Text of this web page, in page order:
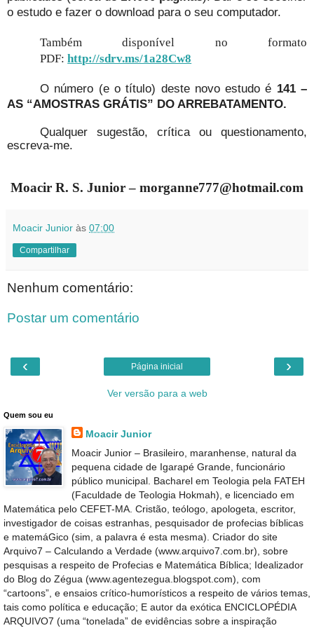
o estudo e fazer o download para o seu computador.
Também disponível no formato
PDF: http://sdrv.ms/1a28Cw8
O número (e o título) deste novo estudo é 141 –
AS “AMOSTRAS GRÁTIS” DO ARREBATAMENTO.
Qualquer sugestão, crítica ou questionamento,
escreva-me.
Moacir R. S. Junior – morganne777@hotmail.com
Moacir Junior às 07:00
Compartilhar
Nenhum comentário:
Postar um comentário
‹ ›
Página inicial
Ver versão para a web
Quem sou eu
Moacir Junior
Moacir Junior – Brasileiro, maranhense, natural da
pequena cidade de Igarapé Grande, funcionário
público municipal. Bacharel em Teologia pela FATEH
(Faculdade de Teologia Hokmah), e licenciado em
Matemática pelo CEFET-MA. Cristão, teólogo, apologeta, escritor,
investigador de coisas estranhas, pesquisador de profecias bíblicas
e matemáGico (sim, a palavra é esta mesma). Criador do site
Arquivo7 – Calculando a Verdade (www.arquivo7.com.br), sobre
pesquisas a respeito de Profecias e Matemática Bíblica; Idealizador
do Blog do Zégua (www.agentezegua.blogspot.com), com
“cartoons”, e ensaios crítico-humorísticos a respeito de vários temas,
tais como política e educação; E autor da exótica ENCICLOPÉDIA
ARQUIVO7 (uma “tonelada” de evidências sobre a inspiração